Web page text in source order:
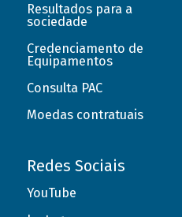
Resultados para a
sociedade
Credenciamento de
Equipamentos
Consulta PAC
Moedas contratuais
Redes Sociais
YouTube